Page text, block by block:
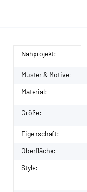
Produkteigenschaft
Wert
Nähprojekt:
Muster & Motive:
Material:
Größe:
Eigenschaft:
Oberfläche:
Style: